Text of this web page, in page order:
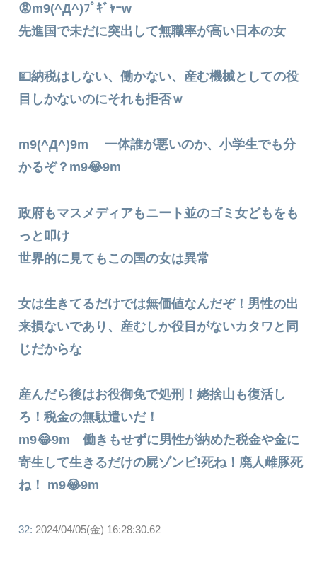
😡m9(^Д^)ﾌﾟｷﾞｬｰw
先進国で未だに突出して無職率が高い日本の女
💴納税はしない、働かない、産む機械としての役
目しかないのにそれも拒否ｗ
m9(^Д^)9m 一体誰が悪いのか、小学生でも分
かるぞ？m9😂9m
政府もマスメディアもニート並のゴミ女どもをも
っと叩け
世界的に見てもこの国の女は異常
女は生きてるだけでは無価値なんだぞ！男性の出
来損ないであり、産むしか役目がないカタワと同
じだからな
産んだら後はお役御免で処刑！姥捨山も復活し
ろ！税金の無駄遣いだ！
m9😂9m 働きもせずに男性が納めた税金や金に
寄生して生きるだけの屍ゾンビ!死ね！廃人雌豚死
ね！ m9😂9m
32: 2024/04/05(金) 16:28:30.62